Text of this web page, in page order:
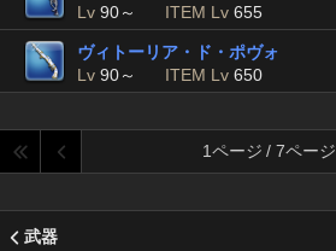
Lv 90～ ITEM Lv 655
ヴィトーリア・ド・ポヴォ
Lv 90～ ITEM Lv 650
1ページ / 7ページ
武器